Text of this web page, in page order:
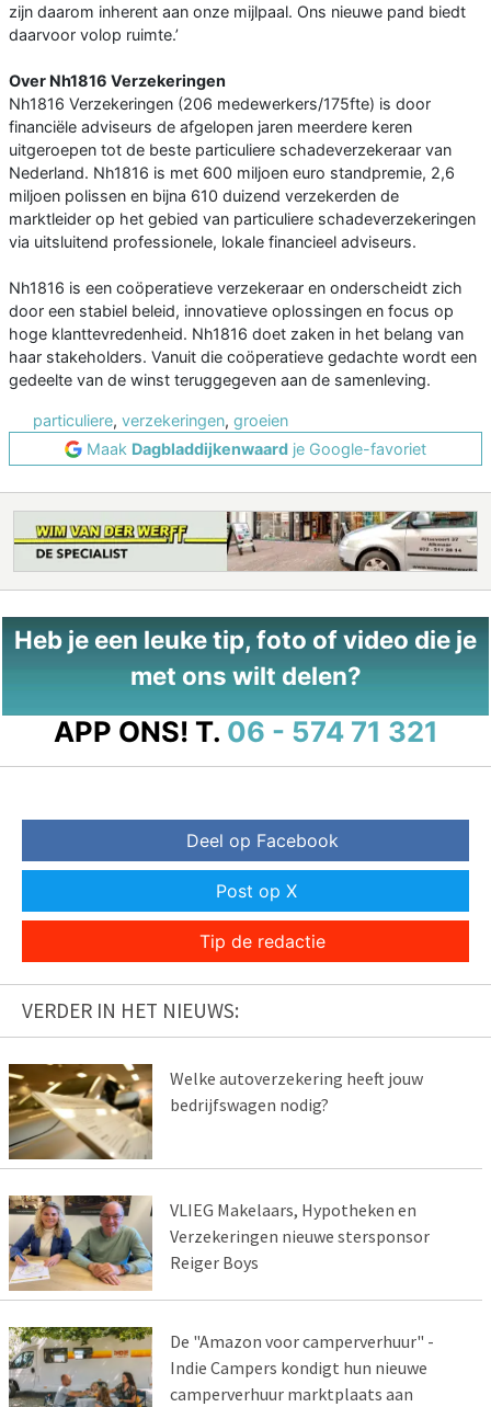
zijn daarom inherent aan onze mijlpaal. Ons nieuwe pand biedt
daarvoor volop ruimte.’
Over Nh1816 Verzekeringen
Nh1816 Verzekeringen (206 medewerkers/175fte) is door
financiële adviseurs de afgelopen jaren meerdere keren
uitgeroepen tot de beste particuliere schadeverzekeraar van
Nederland. Nh1816 is met 600 miljoen euro standpremie, 2,6
miljoen polissen en bijna 610 duizend verzekerden de
marktleider op het gebied van particuliere schadeverzekeringen
via uitsluitend professionele, lokale financieel adviseurs.
Nh1816 is een coöperatieve verzekeraar en onderscheidt zich
door een stabiel beleid, innovatieve oplossingen en focus op
hoge klanttevredenheid. Nh1816 doet zaken in het belang van
haar stakeholders. Vanuit die coöperatieve gedachte wordt een
gedeelte van de winst teruggegeven aan de samenleving.
particuliere, verzekeringen, groeien
Maak Dagbladdijkenwaard je Google-favoriet
Heb je een leuke tip, foto of video die je
met ons wilt delen?
APP ONS! T. 06 - 574 71 321
Deel op Facebook
Post op X
Tip de redactie
VERDER IN HET NIEUWS:
Welke autoverzekering heeft jouw
bedrijfswagen nodig?
VLIEG Makelaars, Hypotheken en
Verzekeringen nieuwe stersponsor
Reiger Boys
De "Amazon voor camperverhuur" -
Indie Campers kondigt hun nieuwe
camperverhuur marktplaats aan